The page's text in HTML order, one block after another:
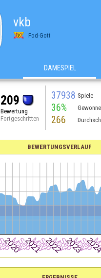
vkb
Fod-Gott
DAMESPIEL
209
Bewertung
Fortgeschritten
37938 Spiele
36%
266
BEWERTUNGSVERLAUF